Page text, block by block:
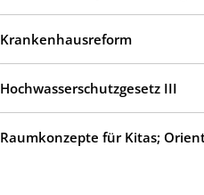
Krankenhausreform
Hochwasserschutzgesetz III
Raumkonzepte für Kitas;